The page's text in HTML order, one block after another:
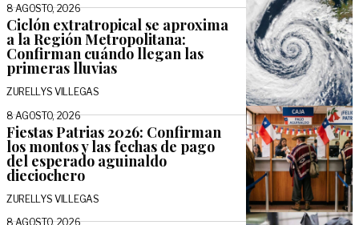
8 AGOSTO, 2026
Ciclón extratropical se aproxima
a la Región Metropolitana:
Confirman cuándo llegan las
primeras lluvias
ZURELLYS VILLEGAS
8 AGOSTO, 2026
Fiestas Patrias 2026: Confirman
los montos y las fechas de pago
del esperado aguinaldo
dieciochero
ZURELLYS VILLEGAS
8 AGOSTO, 2026